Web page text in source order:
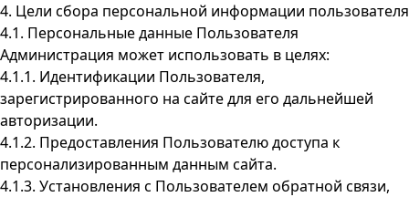
4. Цели сбора персональной информации пользователя
4.1. Персональные данные Пользователя
Администрация может использовать в целях:
4.1.1. Идентификации Пользователя,
зарегистрированного на сайте для его дальнейшей
авторизации.
4.1.2. Предоставления Пользователю доступа к
персонализированным данным сайта.
4.1.3. Установления с Пользователем обратной связи,